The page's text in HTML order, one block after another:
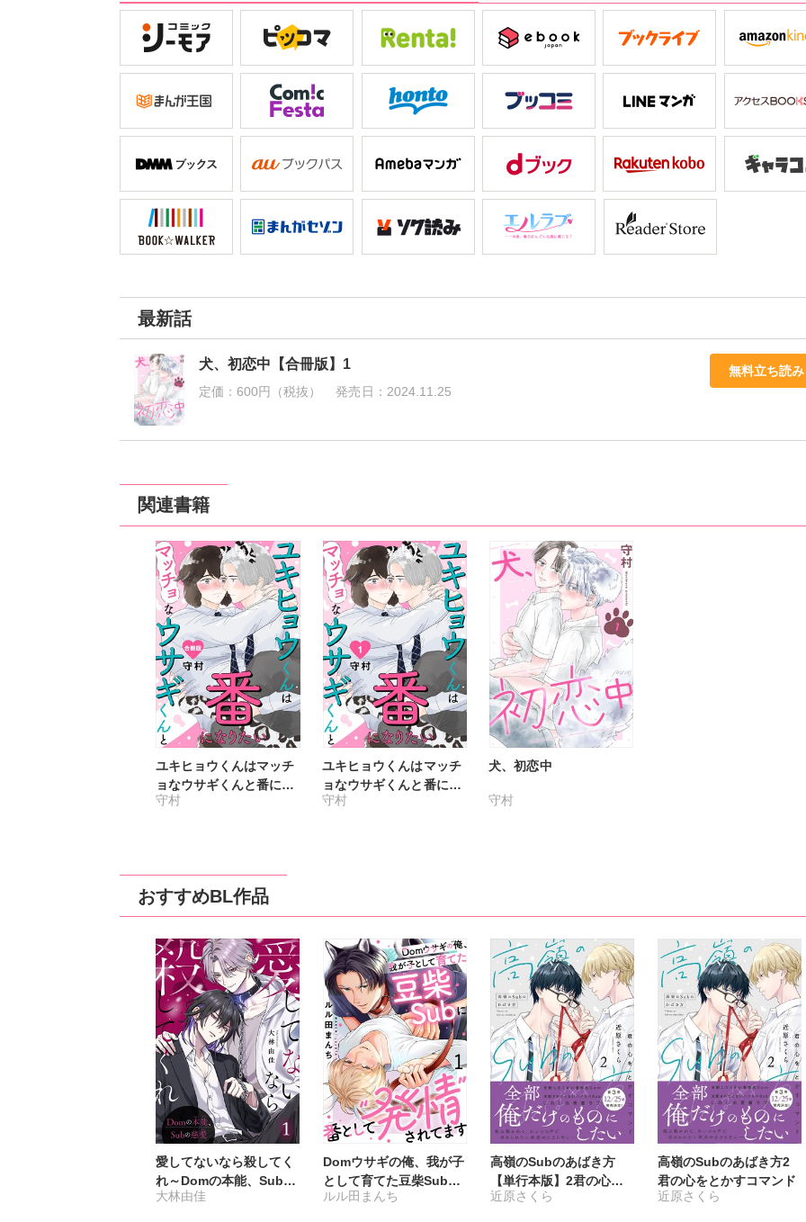
最新話
犬、初恋中【合冊版】1
定価：600円（税抜） 発売日： 2024.11.25
無料立ち読み
関連書籍
ユキヒョウくんはマッチ
ョなウサギくんと番にな
りたい【合冊版】
守村
ユキヒョウくんはマッチ
ョなウサギくんと番にな
りたい
守村
犬、初恋中
守村
おすすめBL作品
愛してないなら殺してく
れ～Domの本能、Subの
慈愛～
大林由佳
Domウサギの俺、我が子
として育てた豆柴Subに
番として“発情”されてま
ルル田まんち
高嶺のSubのあばき方
【単行本版】2君の心を
とかすコマンド【電子限
近原さくら
高嶺のSubのあばき方2
君の心をとかすコマンド
近原さくら